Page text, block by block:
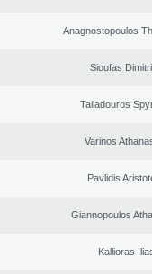
Anagnostopoulos
Sioufas
Taliadouros
Varinos
Pavlidis
Giannopoulos
Kallioras